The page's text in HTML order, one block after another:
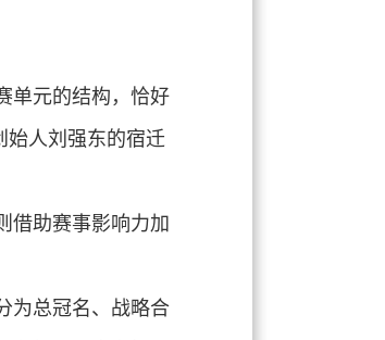
单元的结构，恰好
人刘强东的宿迁
借助赛事影响力加
为总冠名、战略合